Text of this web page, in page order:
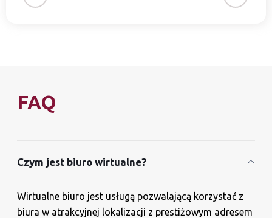
FAQ
Czym jest biuro wirtualne?
Wirtualne biuro jest usługą pozwalającą korzystać z
biura w atrakcyjnej lokalizacji z prestiżowym adresem